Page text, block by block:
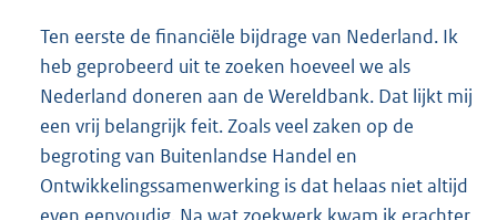
Ten eerste de financiële bijdrage van Nederland. Ik
heb geprobeerd uit te zoeken hoeveel we als
Nederland doneren aan de Wereldbank. Dat lijkt mij
een vrij belangrijk feit. Zoals veel zaken op de
begroting van Buitenlandse Handel en
Ontwikkelingssamenwerking is dat helaas niet altijd